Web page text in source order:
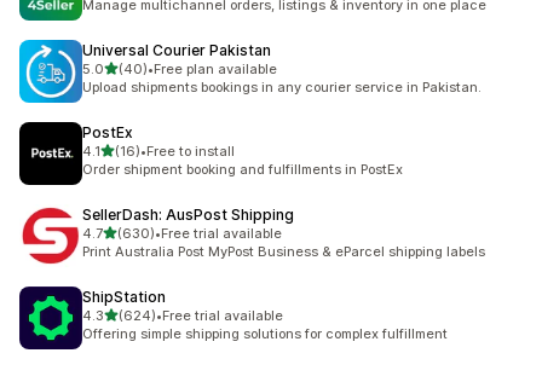
Manage multichannel orders, listings & inventory in one place
Universal Courier Pakistan
5.05つ星中
(40)
合計レビュー数：40件
•Free plan available
Upload shipments bookings in any courier service in Pakistan.
PostEx
4.15つ星中
(16)
合計レビュー数：16件
•Free to install
Order shipment booking and fulfillments in PostEx
SellerDash: AusPost Shipping
4.75つ星中
(630)
合計レビュー数：630件
•Free trial available
Print Australia Post MyPost Business & eParcel shipping labels
ShipStation
4.35つ星中
(624)
合計レビュー数：624件
•Free trial available
Offering simple shipping solutions for complex fulfillment